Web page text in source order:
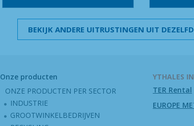
BEKIJK ANDERE UITRUSTINGEN UIT
Onze producten
ONZE PRODUCTEN PER SECTOR
INDUSTRIE
GROOTWINKELBEDRIJVEN
YTHALES
TER Rental
EUROPE